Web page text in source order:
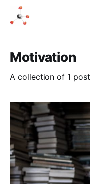
Motivation
A collection of 1 post